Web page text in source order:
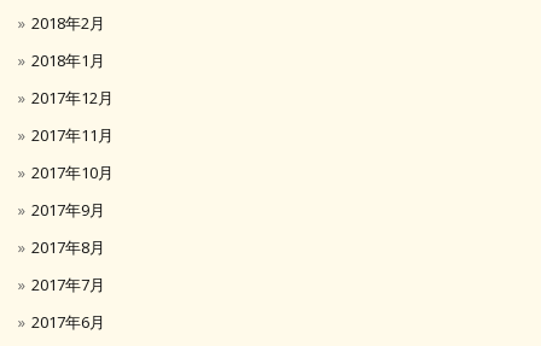
2018年2月
2018年1月
2017年12月
2017年11月
2017年10月
2017年9月
2017年8月
2017年7月
2017年6月